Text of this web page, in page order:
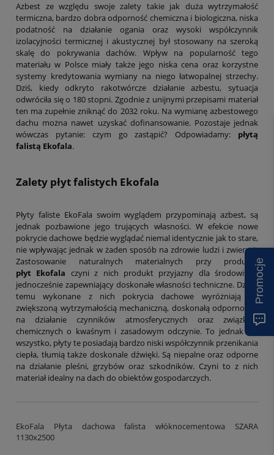
Azbest ze względu swoje zalety takie jak duża wytrzymałość
termiczna, bardzo dobra odporność chemiczna i biologiczna, niska
podatność na działanie ogania oraz wysoki współczynnik
izolacyjności termicznej i akustycznej był stosowany na szeroką
skalę do pokrywania dachów. Wpływ na popularność tego
materiału w Polsce miały także jego niska cena oraz korzystne
systemy kredytowania wymiany na niego łatwopalnej strzechy.
Dziś, kiedy odkryto rakotwórcze działanie azbestu, sytuacja
odwróciła się o 180 stopni. Zgodnie z unijnymi przepisami materiał
ten ma zupełnie zniknąć do 2032 roku. Na wymianę azbestowego
dachu można nawet uzyskać dofinansowanie. Pozostaje jednak
wówczas pytanie: czym go zastąpić? Odpowiadamy: płytą
falistą Ekofala.
Zalety płyt falistych Ekofala
Płyty faliste EkoFala swoim wyglądem przypominają azbest, są
jednak pozbawione jego trujących własności. W efekcie nowe
pokrycie dachowe będzie wyglądać niemal identycznie jak to stare,
nie wpływając jednak w żaden sposób na zdrowie ludzi i zwierząt.
Zastosowanie naturalnych materialnych przy produkcji
płyt Ekofala czyni z nich produkt przyjazny dla środowiska,
jednocześnie zapewniający doskonałe własności techniczne. Dzięki
temu wykonane z nich pokrycia dachowe wyróżniają się
zwiększoną wytrzymałością mechaniczną, doskonałą odpornością
na działanie czynników atmosferycznych oraz związków
chemicznych o kwaśnym i zasadowym odczynie. To jednak nie
wszystko, płyty te posiadają bardzo niski współczynnik przenikania
ciepła, tłumią także doskonale dźwięki. Są niepalne oraz odporne
na działanie pleśni, grzybów oraz szkodników. Czyni to z nich
materiał idealny na dach do obiektów gospodarczych.
EkoFala Płyta dachowa falista włóknocementowa SZARA
1130x2500
Promocje